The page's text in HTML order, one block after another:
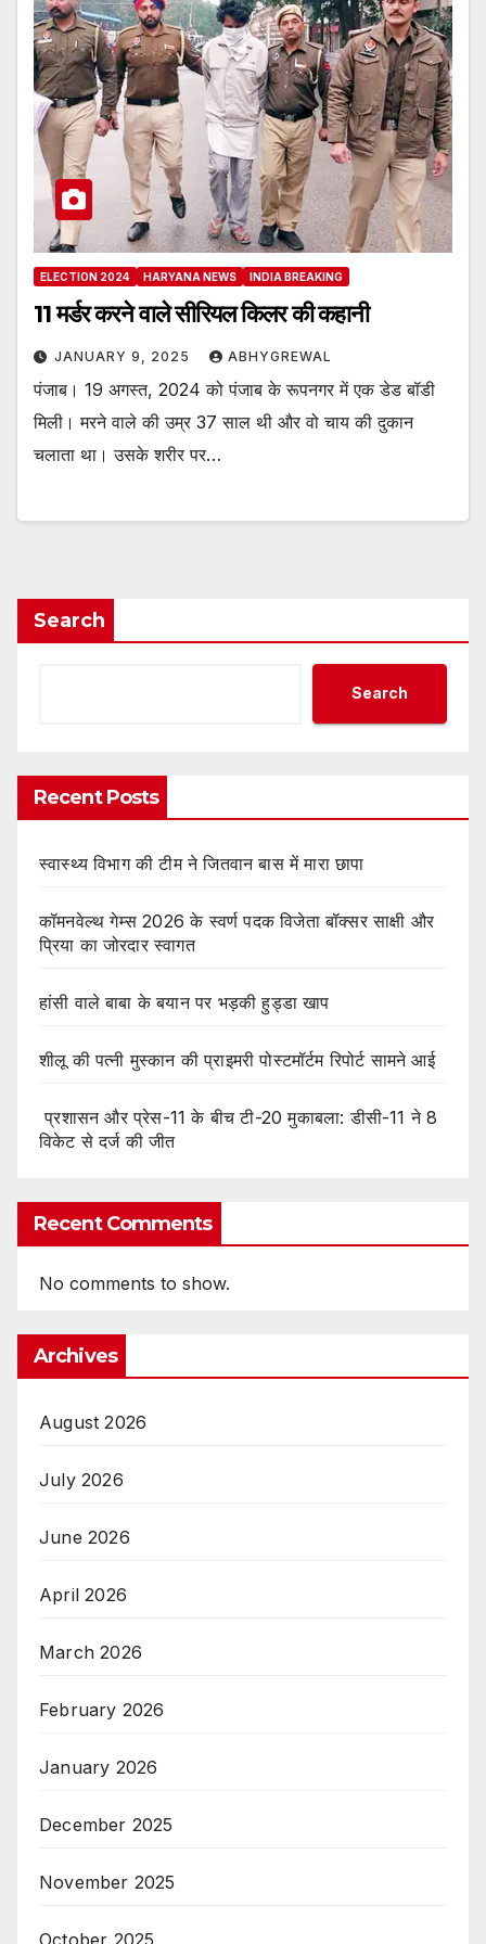
ELECTION 2024 HARYANA NEWS INDIA BREAKING
11 मर्डर करने वाले सीरियल किलर की कहानी
JANUARY 9, 2025 ABHYGREWAL
पंजाब। 19 अगस्त, 2024 को पंजाब के रूपनगर में एक डेड बॉडी
मिली। मरने वाले की उम्र 37 साल थी और वो चाय की दुकान
चलाता था। उसके शरीर पर…
Search
Search
Recent Posts
स्वास्थ्य विभाग की टीम ने जितवान बास में मारा छापा
कॉमनवेल्थ गेम्स 2026 के स्वर्ण पदक विजेता बॉक्सर साक्षी और
प्रिया का जोरदार स्वागत
हांसी वाले बाबा के बयान पर भड़की हुड्डा खाप
शीलू की पत्नी मुस्कान की प्राइमरी पोस्टमॉर्टम रिपोर्ट सामने आई
प्रशासन और प्रेस-11 के बीच टी-20 मुकाबला: डीसी-11 ने 8
विकेट से दर्ज की जीत
Recent Comments
No comments to show.
Archives
August 2026
July 2026
June 2026
April 2026
March 2026
February 2026
January 2026
December 2025
November 2025
October 2025